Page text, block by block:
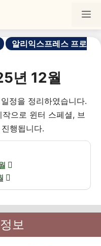
알리익스프레스 프로
년 12월
정을 정리하였습니다.
으로 윈터 스페셜, 브
행됩니다.
보